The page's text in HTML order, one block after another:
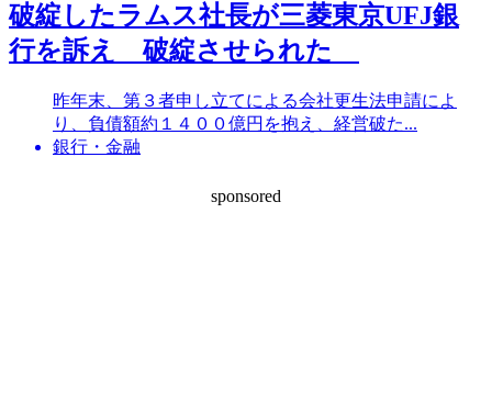
破綻したラムス社長が三菱東京UFJ銀
行を訴え 破綻させられた
昨年末、第３者申し立てによる会社更生法申請によ
り、負債額約１４００億円を抱え、経営破た...
銀行・金融
sponsored